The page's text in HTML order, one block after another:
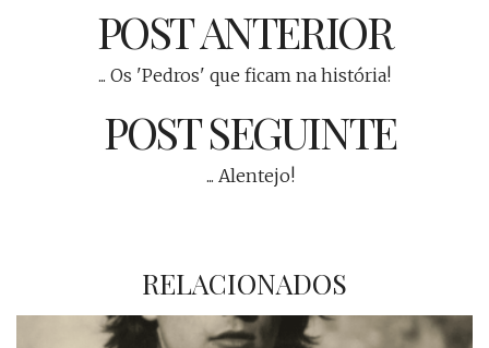
POST ANTERIOR
... Os 'Pedros' que ficam na história!
POST SEGUINTE
... Alentejo!
RELACIONADOS